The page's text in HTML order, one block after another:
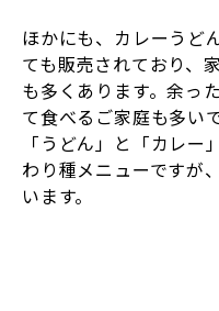
ほかにも、カレーうど
ても販売されており、
も多くあります。余っ
て食べるご家庭も多い
「うどん」と「カレ
わり種メニューですが
います。